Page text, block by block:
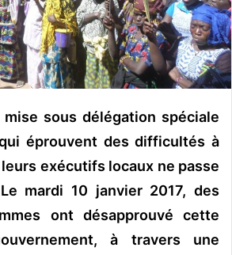
mise sous délégation spéciale
éprouvent des difficultés à
exécutifs locaux ne passe
mardi 10 janvier 2017, des
ont désapprouvé cette
à travers une